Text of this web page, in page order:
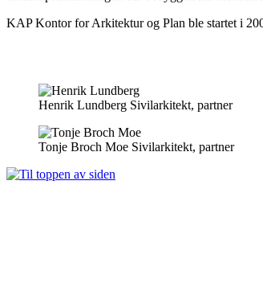
KAP Kontor for Arkitektur og Plan ble startet i
Henrik Lundberg Sivilarkitekt, partner
Tonje Broch Moe Sivilarkitekt, partner